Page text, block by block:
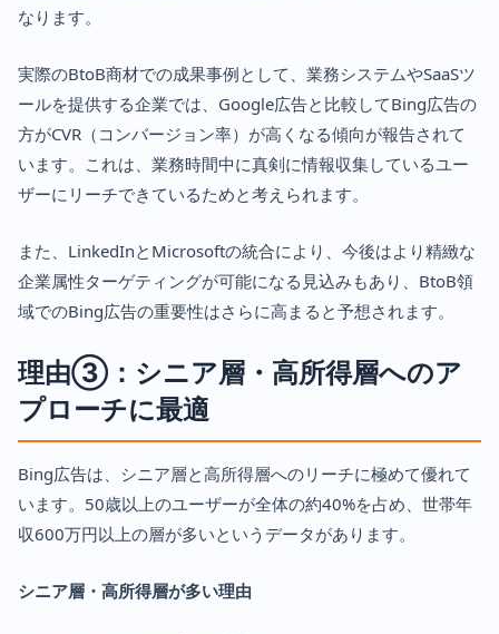
なります。
実際のBtoB商材での成果事例として、業務システムやSaaSツ
ールを提供する企業では、Google広告と比較してBing広告の
方がCVR（コンバージョン率）が高くなる傾向が報告されて
います。これは、業務時間中に真剣に情報収集しているユー
ザーにリーチできているためと考えられます。
また、LinkedInとMicrosoftの統合により、今後はより精緻な
企業属性ターゲティングが可能になる見込みもあり、BtoB領
域でのBing広告の重要性はさらに高まると予想されます。
理由③：シニア層・高所得層へのア
プローチに最適
Bing広告は、シニア層と高所得層へのリーチに極めて優れて
います。50歳以上のユーザーが全体の約40%を占め、世帯年
収600万円以上の層が多いというデータがあります。
シニア層・高所得層が多い理由